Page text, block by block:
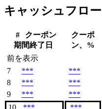
キャッシュフロー
#
クーポン
期間終了日
クーポ
ン、%
前を表示
7
*** ***
8
*** ***
9
*** ***